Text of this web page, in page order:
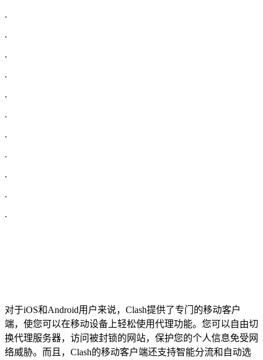
.
.
.
.
.
.
.
.
.
.
.
对于iOS和Android用户来说，Clash提供了专门的移动客户
端，使您可以在移动设备上轻松使用代理功能。您可以自由切
换代理服务器，访问被封锁的网站，保护您的个人信息免受网
络威胁。而且，Clash的移动客户端还支持智能分流和自动选